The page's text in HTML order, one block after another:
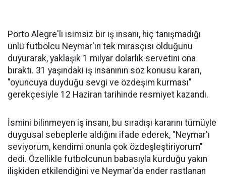
Porto Alegre'li isimsiz bir iş insanı, hiç tanışmadığı
ünlü futbolcu Neymar'ın tek mirasçısı olduğunu
duyurarak, yaklaşık 1 milyar dolarlık servetini ona
bıraktı. 31 yaşındaki iş insanının söz konusu kararı,
"oyuncuya duyduğu sevgi ve özdeşim kurması"
gerekçesiyle 12 Haziran tarihinde resmiyet kazandı.
İsmini bilinmeyen iş insanı, bu sıradışı kararını tümüyle
duygusal sebeplerle aldığını ifade ederek, "Neymar'ı
seviyorum, kendimi onunla çok özdeşleştiriyorum"
dedi. Özellikle futbolcunun babasıyla kurduğu yakın
ilişkiden etkilendiğini ve Neymar'da ender rastlanan